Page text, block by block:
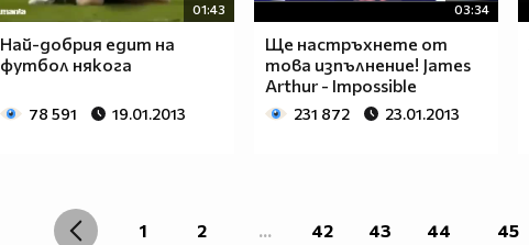
01:43
Най-добрия едит на
футбол някога
78 591 19.01.2013
03:34
Ще настръхнете от
това изпълнение! James
Arthur - Impossible
231 872 23.01.2013
1 2 ... 42 43 44 45